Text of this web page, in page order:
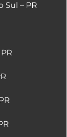
Sul – PR